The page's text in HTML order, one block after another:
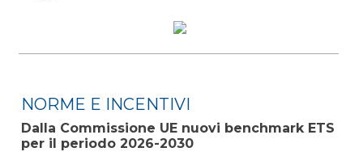
NORME E INCENTIVI
Dalla Commissione UE nuovi benchmark ETS
per il periodo 2026-2030